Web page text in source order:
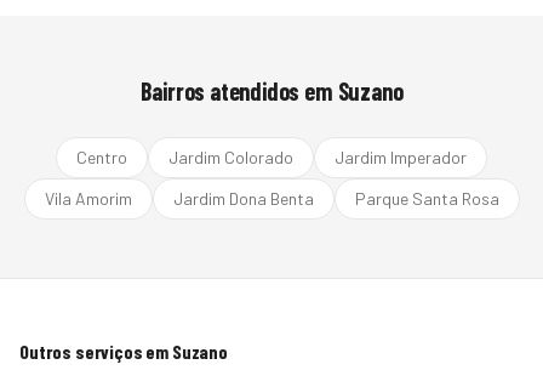
Bairros atendidos em Suzano
Centro Jardim Colorado
Jardim Imperador
Vila Amorim
Jardim Dona Benta Parque Santa Rosa
Outros serviços em Suzano